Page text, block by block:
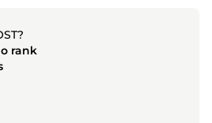
rank